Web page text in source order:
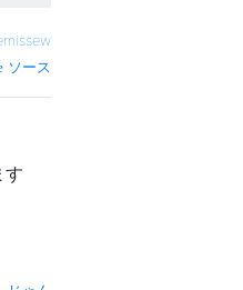
ソース
す